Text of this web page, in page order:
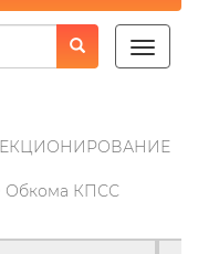
Toggle
Обкома КПСС